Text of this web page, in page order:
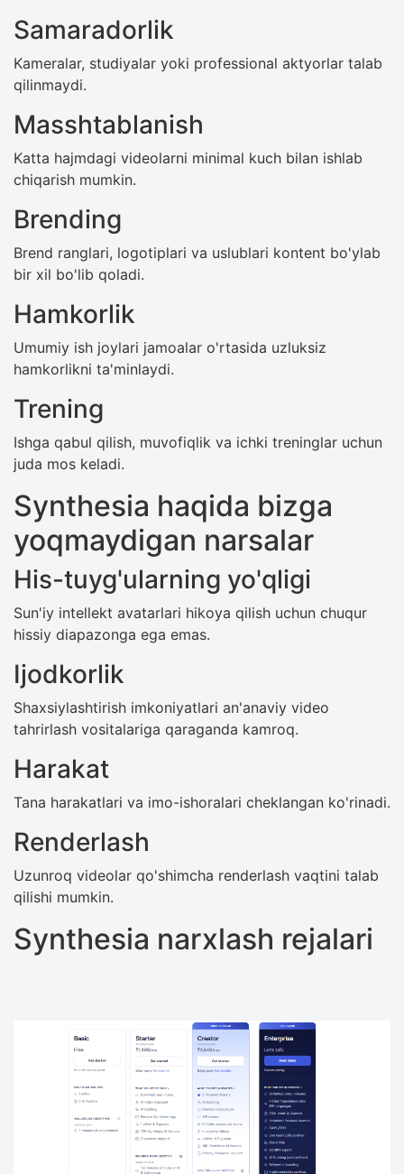
Samaradorlik
Kameralar, studiyalar yoki professional aktyorlar talab
qilinmaydi.
Masshtablanish
Katta hajmdagi videolarni minimal kuch bilan ishlab
chiqarish mumkin.
Brending
Brend ranglari, logotiplari va uslublari kontent bo'ylab
bir xil bo'lib qoladi.
Hamkorlik
Umumiy ish joylari jamoalar o'rtasida uzluksiz
hamkorlikni ta'minlaydi.
Trening
Ishga qabul qilish, muvofiqlik va ichki treninglar uchun
juda mos keladi.
Synthesia haqida bizga
yoqmaydigan narsalar
His-tuyg'ularning yo'qligi
Sun'iy intellekt avatarlari hikoya qilish uchun chuqur
hissiy diapazonga ega emas.
Ijodkorlik
Shaxsiylashtirish imkoniyatlari an'anaviy video
tahrirlash vositalariga qaraganda kamroq.
Harakat
Tana harakatlari va imo-ishoralari cheklangan ko'rinadi.
Renderlash
Uzunroq videolar qo'shimcha renderlash vaqtini talab
qilishi mumkin.
Synthesia narxlash rejalari